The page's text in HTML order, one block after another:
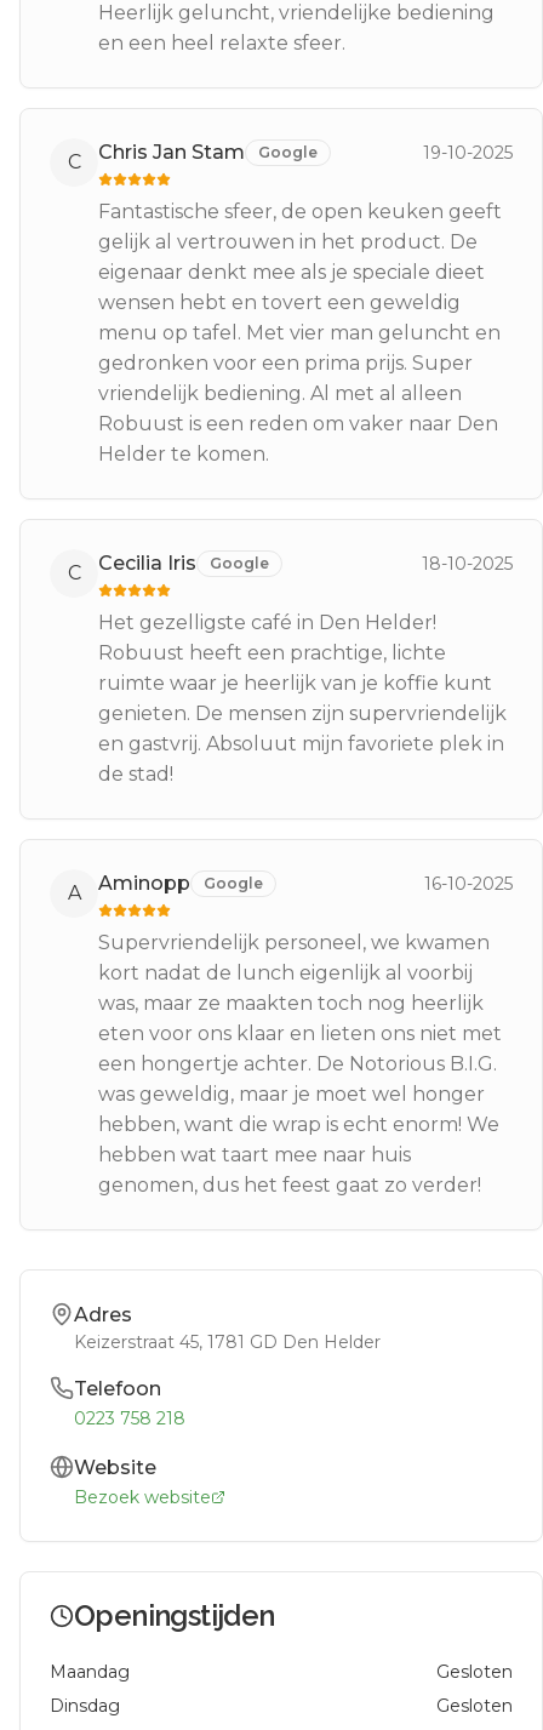
Heerlijk geluncht, vriendelijke bediening
en een heel relaxte sfeer.
C Chris Jan Stam Google 19-10-2025
Fantastische sfeer, de open keuken geeft
gelijk al vertrouwen in het product. De
eigenaar denkt mee als je speciale dieet
wensen hebt en tovert een geweldig
menu op tafel. Met vier man geluncht en
gedronken voor een prima prijs. Super
vriendelijk bediening. Al met al alleen
Robuust is een reden om vaker naar Den
Helder te komen.
C Cecilia Iris Google 18-10-2025
Het gezelligste café in Den Helder!
Robuust heeft een prachtige, lichte
ruimte waar je heerlijk van je koffie kunt
genieten. De mensen zijn supervriendelijk
en gastvrij. Absoluut mijn favoriete plek in
de stad!
A Aminopp Google 16-10-2025
Supervriendelijk personeel, we kwamen
kort nadat de lunch eigenlijk al voorbij
was, maar ze maakten toch nog heerlijk
eten voor ons klaar en lieten ons niet met
een hongertje achter. De Notorious B.I.G.
was geweldig, maar je moet wel honger
hebben, want die wrap is echt enorm! We
hebben wat taart mee naar huis
genomen, dus het feest gaat zo verder!
Adres
Keizerstraat 45, 1781 GD Den Helder
Telefoon
0223 758 218
Website
Bezoek website
Openingstijden
Maandag
Gesloten
Dinsdag
Gesloten